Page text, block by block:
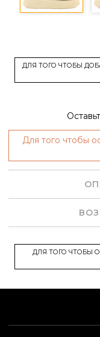
ДЛЯ ТОГО ЧТОБЫ
Для того чтобы
ДЛЯ ТОГО ЧТОБЫ